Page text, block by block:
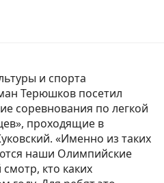
и спорта
Терюшков посетил
соревнования по легкой
проходящие в
«Именно из таких
наши Олимпийские
кто каких